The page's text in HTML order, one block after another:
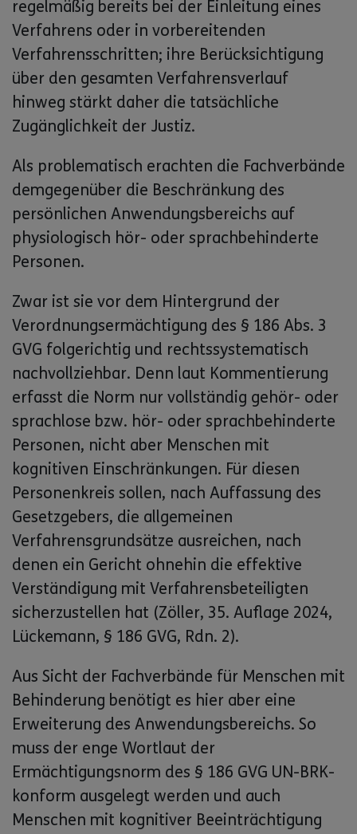
regelmäßig bereits bei der Einleitung eines
Verfahrens oder in vorbereitenden
Verfahrensschritten; ihre Berücksichtigung
über den gesamten Verfahrensverlauf
hinweg stärkt daher die tatsächliche
Zugänglichkeit der Justiz.
Als problematisch erachten die Fachverbände
demgegenüber die Beschränkung des
persönlichen Anwendungsbereichs auf
physiologisch hör- oder sprachbehinderte
Personen.
Zwar ist sie vor dem Hintergrund der
Verordnungsermächtigung des § 186 Abs. 3
GVG folgerichtig und rechtssystematisch
nachvollziehbar. Denn laut Kommentierung
erfasst die Norm nur vollständig gehör- oder
sprachlose bzw. hör- oder sprachbehinderte
Personen, nicht aber Menschen mit
kognitiven Einschränkungen. Für diesen
Personenkreis sollen, nach Auffassung des
Gesetzgebers, die allgemeinen
Verfahrensgrundsätze ausreichen, nach
denen ein Gericht ohnehin die effektive
Verständigung mit Verfahrensbeteiligten
sicherzustellen hat (Zöller, 35. Auflage 2024,
Lückemann, § 186 GVG, Rdn. 2).
Aus Sicht der Fachverbände für Menschen mit
Behinderung benötigt es hier aber eine
Erweiterung des Anwendungsbereichs. So
muss der enge Wortlaut der
Ermächtigungsnorm des § 186 GVG UN-BRK-
konform ausgelegt werden und auch
Menschen mit kognitiver Beeinträchtigung